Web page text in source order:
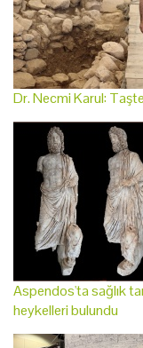
Dr. Necmi Karul:
Aspendos'ta sağlık
heykelleri bulundu